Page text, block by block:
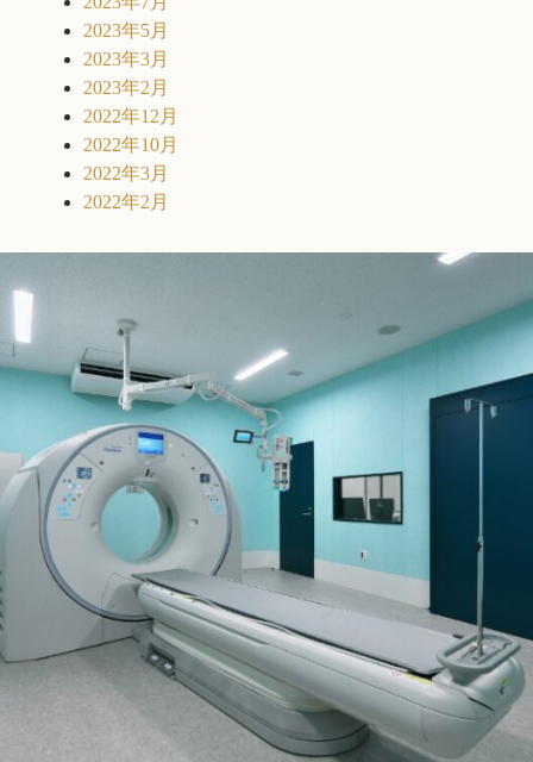
2023年5月
2023年3月
2023年2月
2022年12月
2022年10月
2022年3月
2022年2月